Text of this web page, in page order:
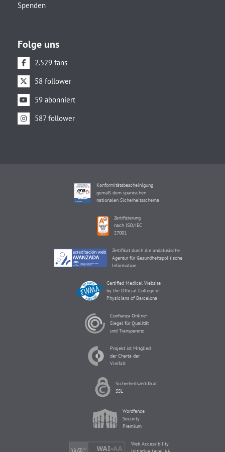
Spenden
Folge uns
2.529 fans
58 follower
59 abonniert
587 follower
Konformitätsbescheinigung
gemäß dem spanischen
nationalen Sicherheitsschema
Zertifizierung
nach ISO/IEC
27001
Zertifikat durch die andalusische
Agentur für Gesundheitspolitische
Information
Certified Medical Website
by the Official College of
Physicians of Barcelona
Confianza Online-
Siegel für Qualität
und Transparenz
Projekt ist Mitglied
der Charta der
Vielfalt
Sicherheitszertifikat
SSL
Wordfence
Security
Premium
Web Accessibility